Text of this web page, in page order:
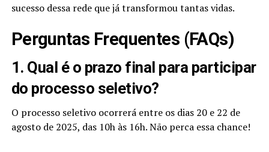
sucesso dessa rede que já transformou tantas vidas.
Perguntas Frequentes (FAQs)
1. Qual é o prazo final para participar
do processo seletivo?
O processo seletivo ocorrerá entre os dias 20 e 22 de
agosto de 2025, das 10h às 16h. Não perca essa chance!